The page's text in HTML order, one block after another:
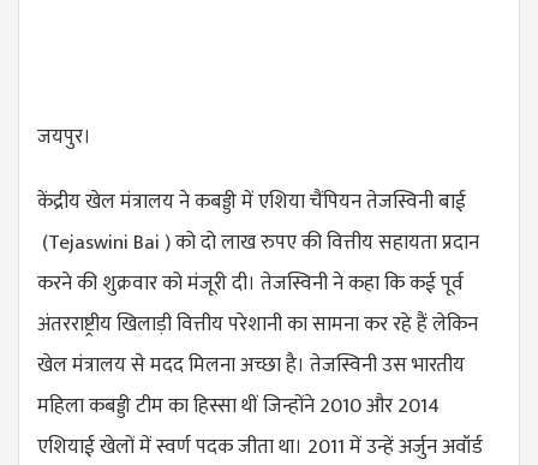
जयपुर।
केंद्रीय खेल मंत्रालय ने कबड्डी में एशिया चैंपियन तेजस्विनी बाई
(Tejaswini Bai ) को दो लाख रुपए की वित्तीय सहायता प्रदान
करने की शुक्रवार को मंजूरी दी। तेजस्विनी ने कहा कि कई पूर्व
अंतरराष्ट्रीय खिलाड़ी वित्तीय परेशानी का सामना कर रहे हैं लेकिन
खेल मंत्रालय से मदद मिलना अच्छा है। तेजस्विनी उस भारतीय
महिला कबड्डी टीम का हिस्सा थीं जिन्होंने 2010 और 2014
एशियाई खेलों में स्वर्ण पदक जीता था। 2011 में उन्हें अर्जुन अवॉर्ड